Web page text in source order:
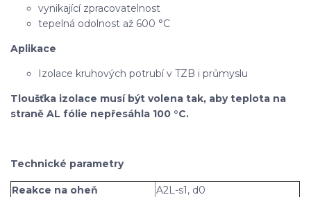
vynikající zpracovatelnost
tepelná odolnost až 600 °C
Aplikace
Izolace kruhových potrubí v TZB i průmyslu
Tloušťka izolace musí být volena tak, aby teplota na
straně AL fólie nepřesáhla 100 °C.
Technické parametry
Reakce na oheň
A2L-s1, d0